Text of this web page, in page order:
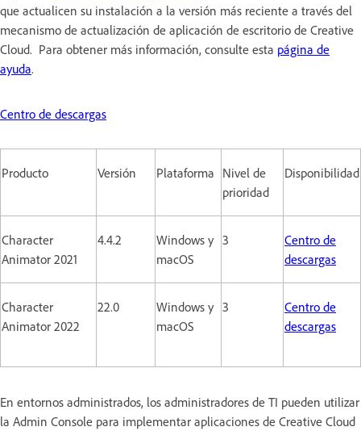
que actualicen su instalación a la versión más reciente a través del
mecanismo de actualización de aplicación de escritorio de Creative
Cloud. Para obtener más información, consulte esta página de
ayuda.
Centro de descargas
Producto Versión Plataforma Nivel de
prioridad
Disponibilidad
Character
Animator 2021
4.4.2
Windows y
macOS
3
Centro de
descargas
Character
Animator 2022
22.0
Windows y
macOS
3
Centro de
descargas
En entornos administrados, los administradores de TI pueden utilizar
la Admin Console para implementar aplicaciones de Creative Cloud